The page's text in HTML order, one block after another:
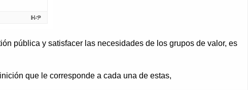
pública y satisfacer las necesidades de los grupos de valor, es
que le corresponde a cada una de estas,